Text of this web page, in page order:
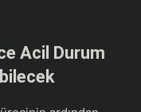
Acil Durum